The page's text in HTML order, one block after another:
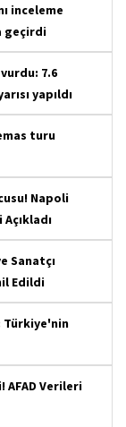
inceleme
geçirdi
7.6
yapıldı
turu
Napoli
Sanatçı
Edildi
Türkiye'nin
AFAD Verileri